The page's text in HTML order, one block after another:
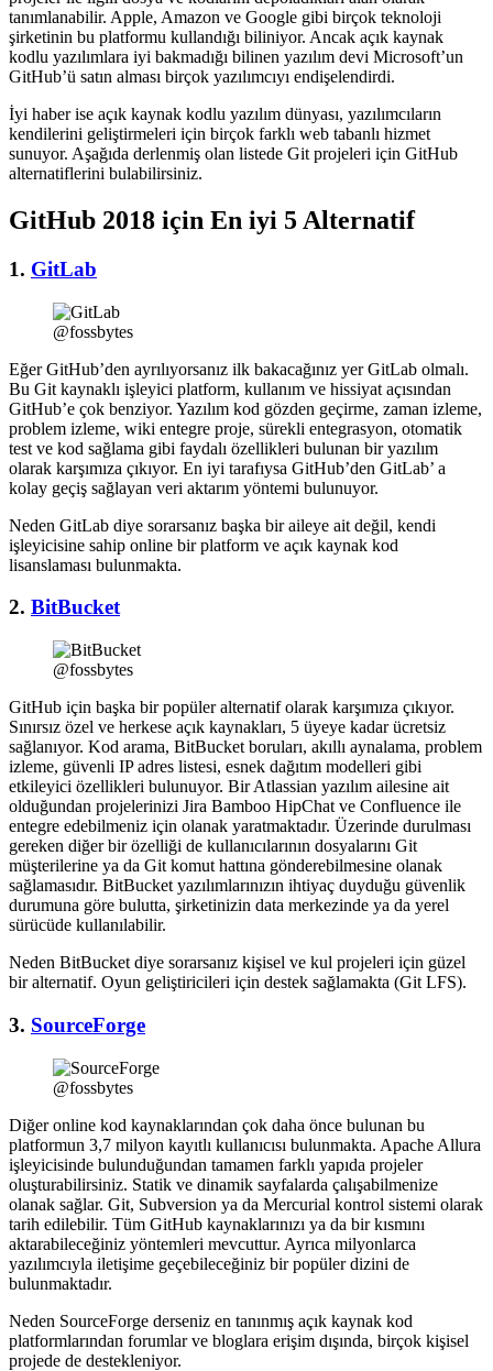
tanımlanabilir. Apple, Amazon ve Google gibi birçok teknoloji
şirketinin bu platformu kullandığı biliniyor. Ancak açık kaynak
kodlu yazılımlara iyi bakmadığı bilinen yazılım devi Microsoft’un
GitHub’ü satın alması birçok yazılımcıyı endişelendirdi.
İyi haber ise açık kaynak kodlu yazılım dünyası, yazılımcıların
kendilerini geliştirmeleri için birçok farklı web tabanlı hizmet
sunuyor. Aşağıda derlenmiş olan listede Git projeleri için GitHub
alternatiflerini bulabilirsiniz.
GitHub 2018 için En iyi 5 Alternatif
1. GitLab
@fossbytes
Eğer GitHub’den ayrılıyorsanız ilk bakacağınız yer GitLab olmalı.
Bu Git kaynaklı işleyici platform, kullanım ve hissiyat açısından
GitHub’e çok benziyor. Yazılım kod gözden geçirme, zaman izleme,
problem izleme, wiki entegre proje, sürekli entegrasyon, otomatik
test ve kod sağlama gibi faydalı özellikleri bulunan bir yazılım
olarak karşımıza çıkıyor. En iyi tarafıysa GitHub’den GitLab’ a
kolay geçiş sağlayan veri aktarım yöntemi bulunuyor.
Neden GitLab diye sorarsanız başka bir aileye ait değil, kendi
işleyicisine sahip online bir platform ve açık kaynak kod
lisanslaması bulunmakta.
2. BitBucket
@fossbytes
GitHub için başka bir popüler alternatif olarak karşımıza çıkıyor.
Sınırsız özel ve herkese açık kaynakları, 5 üyeye kadar ücretsiz
sağlanıyor. Kod arama, BitBucket boruları, akıllı aynalama, problem
izleme, güvenli IP adres listesi, esnek dağıtım modelleri gibi
etkileyici özellikleri bulunuyor. Bir Atlassian yazılım ailesine ait
olduğundan projelerinizi Jira Bamboo HipChat ve Confluence ile
entegre edebilmeniz için olanak yaratmaktadır. Üzerinde durulması
gereken diğer bir özelliği de kullanıcılarının dosyalarını Git
müşterilerine ya da Git komut hattına gönderebilmesine olanak
sağlamasıdır. BitBucket yazılımlarınızın ihtiyaç duyduğu güvenlik
durumuna göre bulutta, şirketinizin data merkezinde ya da yerel
sürücüde kullanılabilir.
Neden BitBucket diye sorarsanız kişisel ve kul projeleri için güzel
bir alternatif. Oyun geliştiricileri için destek sağlamakta (Git LFS).
3. SourceForge
@fossbytes
Diğer online kod kaynaklarından çok daha önce bulunan bu
platformun 3,7 milyon kayıtlı kullanıcısı bulunmakta. Apache Allura
işleyicisinde bulunduğundan tamamen farklı yapıda projeler
oluşturabilirsiniz. Statik ve dinamik sayfalarda çalışabilmenize
olanak sağlar. Git, Subversion ya da Mercurial kontrol sistemi olarak
tarih edilebilir. Tüm GitHub kaynaklarınızı ya da bir kısmını
aktarabileceğiniz yöntemleri mevcuttur. Ayrıca milyonlarca
yazılımcıyla iletişime geçebileceğiniz bir popüler dizini de
bulunmaktadır.
Neden SourceForge derseniz en tanınmış açık kaynak kod
platformlarından forumlar ve bloglara erişim dışında, birçok kişisel
projede de destekleniyor.